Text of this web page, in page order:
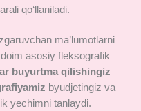
qo‘llaniladi.
ma’lumotlarni
asosiy fleksografik
buyurtma qilishingiz
byudjetingiz va
yechimni tanlaydi.